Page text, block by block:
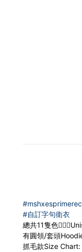
#自訂字句衛衣
總共11隻色
有圓領/套頭
抓毛款Size Chart: